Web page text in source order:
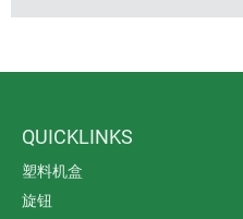
QUICKLINKS
塑料机盒
旋钮